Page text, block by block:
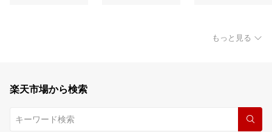
もっと見る
楽天市場から検索